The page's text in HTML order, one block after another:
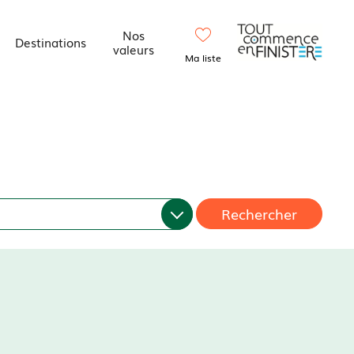
Destinations
Nos
valeurs
Ma liste
Rechercher